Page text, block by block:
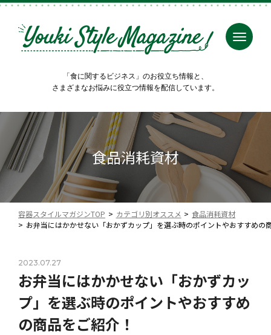
「食に関するビジネス」のお役立ち情報と、
さまざまなお悩みに役立つ情報を配信しています。
食品消耗資材
容器スタイルマガジンTOP カテゴリ別オススメ
食品消耗資材
お弁当にはかかせない「おかずカップ」を選ぶ時のポイントやおすすめの
2023.07.27
お弁当にはかかせない「おかずカッ
プ」を選ぶ時のポイントやおすすめ
の商品をご紹介！